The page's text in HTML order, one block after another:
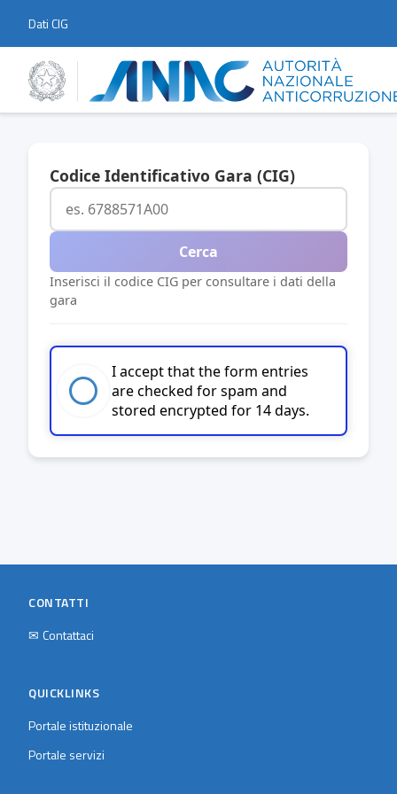
Dati CIG
Codice Identificativo Gara (CIG)
Cerca
Inserisci il codice CIG per consultare i dati della
gara
I accept that the form entries
are checked for spam and
stored encrypted for 14 days.
CONTATTI
✉ Contattaci
QUICKLINKS
Portale istituzionale
Portale servizi